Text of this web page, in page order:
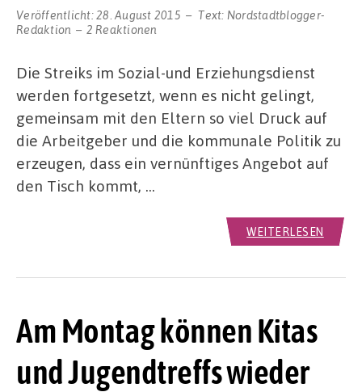
Veröffentlicht:28. August 2015 Text: Nordstadtblogger-
Redaktion
2 Reaktionen
Die Streiks im Sozial-und Erziehungsdienst
werden fortgesetzt, wenn es nicht gelingt,
gemeinsam mit den Eltern so viel Druck auf
die Arbeitgeber und die kommunale Politik zu
erzeugen, dass ein vernünftiges Angebot auf
den Tisch kommt, …
WEITERLESEN
Am Montag können Kitas
und Jugendtreffs wieder